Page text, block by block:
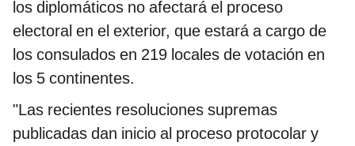
los diplomáticos no afectará el proceso
electoral en el exterior, que estará a cargo de
los consulados en 219 locales de votación en
los 5 continentes.
"Las recientes resoluciones supremas
publicadas dan inicio al proceso protocolar y